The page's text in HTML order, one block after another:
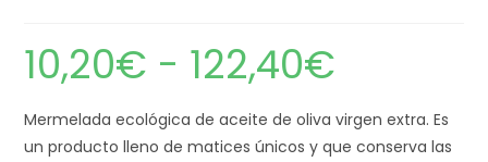
10,20€ - 122,40€
Mermelada ecológica de aceite de oliva virgen extra. Es
un producto lleno de matices únicos y que conserva las